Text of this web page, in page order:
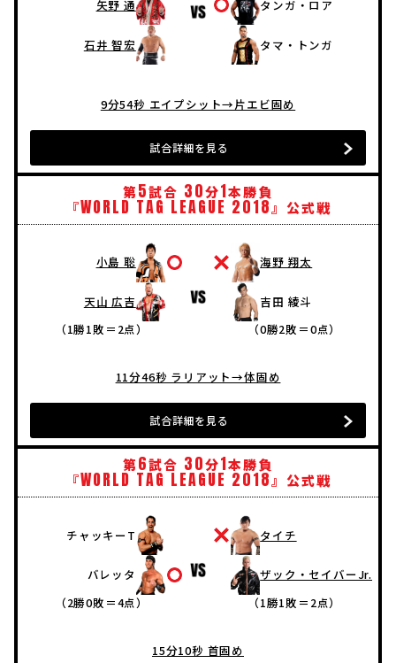
矢野 通
石井 智宏
タンガ・ロア
タマ・トンガ
9分54秒 エイプシット→片エビ固め
試合詳細を見る
第5試合 30分1本勝負
『WORLD TAG LEAGUE 2018』公式戦
小島 聡
天山 広吉
（1勝1敗＝2点）
海野 翔太
吉田 綾斗
（0勝2敗＝0点）
11分46秒 ラリアット→体固め
試合詳細を見る
第6試合 30分1本勝負
『WORLD TAG LEAGUE 2018』公式戦
チャッキーT
バレッタ
（2勝0敗＝4点）
タイチ
ザック・セイバーJr.
（1勝1敗＝2点）
15分10秒 首固め